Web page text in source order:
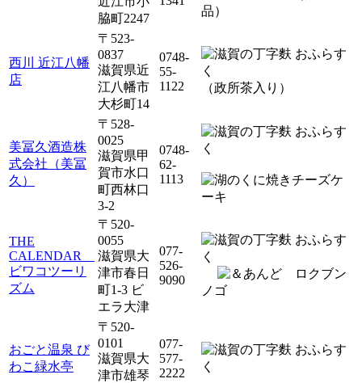
脇町2247
品）
西川 近江八幡
店
〒523-
0837
滋賀県近
江八幡市
大杉町14
0748-
55-
1122
（政所茶入り）
美冨久酒造株
式会社（美冨
久）
〒528-
0025
滋賀県甲
賀市水口
町西林口
3-2
0748-
62-
1113
THE
CALENDAR
ビワコツーリ
ズム
〒520-
0055
滋賀県大
津市春日
町1-3 ビ
エラ大津
077-
526-
9090
ロクブン
ノゴ
おごと温泉 び
わこ緑水亭
〒520-
0101
滋賀県大
津市雄琴
077-
577-
2222